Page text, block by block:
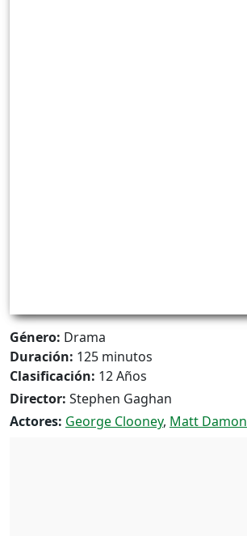
Género: Drama
Duración: 125 minutos
Clasificación: 12 Años
Director: Stephen Gaghan
Actores: George Clooney, Matt Damon